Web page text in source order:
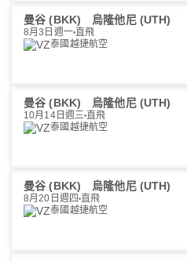
曼谷 (BKK) 烏隆他尼 (UTH)
8月3日週一 直飛
泰國越捷航空
曼谷 (BKK) 烏隆他尼 (UTH)
10月14日週三 直飛
泰國越捷航空
曼谷 (BKK) 烏隆他尼 (UTH)
8月20日週四 直飛
泰國越捷航空